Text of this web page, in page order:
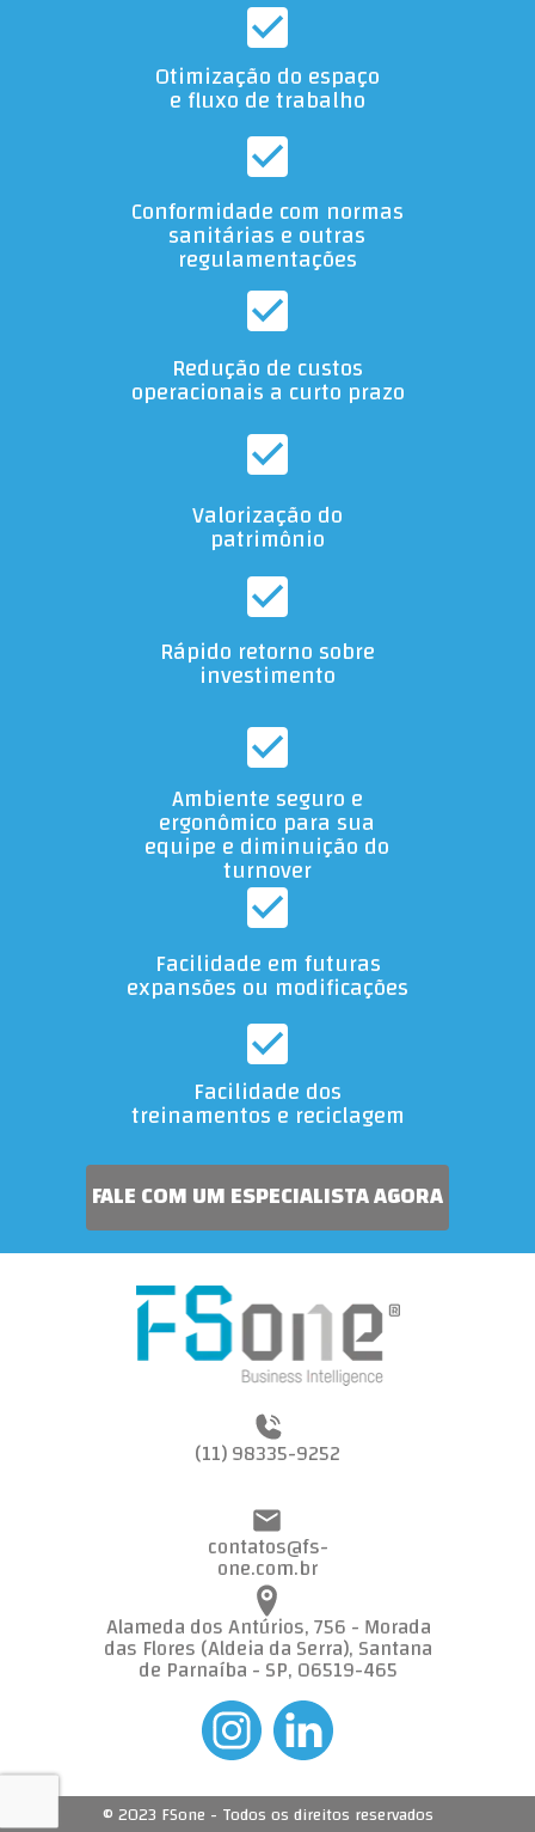
Otimização do espaço
e fluxo de trabalho
Redução de custos
operacionais a curto prazo
Conformidade com normas
sanitárias e outras
regulamentações
Valorização do
patrimônio
Ambiente seguro e
ergonômico para sua
equipe e diminuição do
turnover
Rápido retorno sobre
investimento
Facilidade dos
treinamentos e reciclagem
Facilidade em futuras
expansões ou modificações
FALE COM UM ESPECIALISTA AGORA
(11) 98335-9252
contatos@fs-
one.com.br
Alameda dos Antúrios, 756 - Morada
das Flores (Aldeia da Serra), Santana
de Parnaíba - SP, 06519-465
© 2023 FSone - Todos os direitos reservados